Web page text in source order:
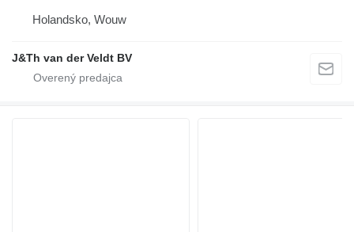
Holandsko, Wouw
J&Th van der Veldt BV